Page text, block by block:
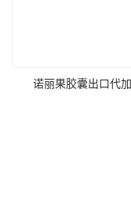
诺丽果胶囊出口代